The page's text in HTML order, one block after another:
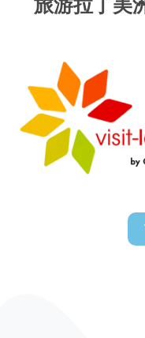
旅游拉丁美